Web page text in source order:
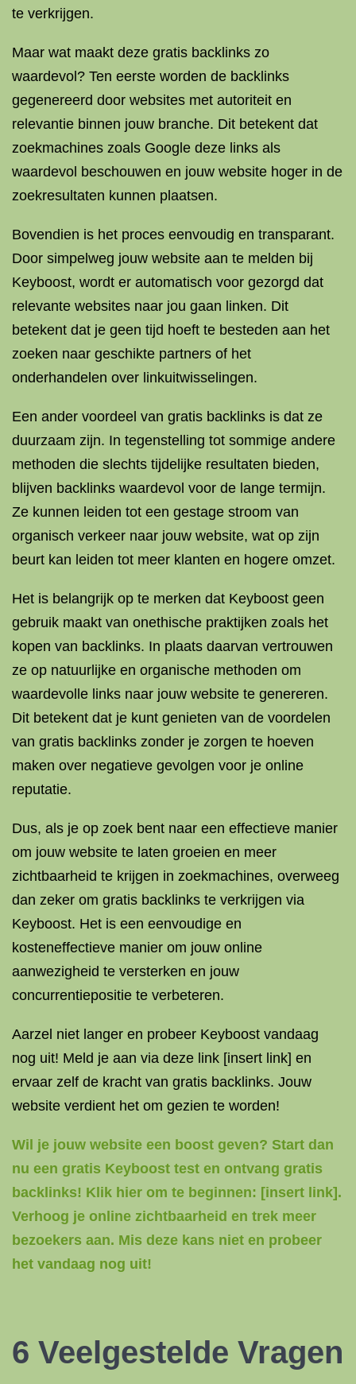
te verkrijgen.
Maar wat maakt deze gratis backlinks zo
waardevol? Ten eerste worden de backlinks
gegenereerd door websites met autoriteit en
relevantie binnen jouw branche. Dit betekent dat
zoekmachines zoals Google deze links als
waardevol beschouwen en jouw website hoger in de
zoekresultaten kunnen plaatsen.
Bovendien is het proces eenvoudig en transparant.
Door simpelweg jouw website aan te melden bij
Keyboost, wordt er automatisch voor gezorgd dat
relevante websites naar jou gaan linken. Dit
betekent dat je geen tijd hoeft te besteden aan het
zoeken naar geschikte partners of het
onderhandelen over linkuitwisselingen.
Een ander voordeel van gratis backlinks is dat ze
duurzaam zijn. In tegenstelling tot sommige andere
methoden die slechts tijdelijke resultaten bieden,
blijven backlinks waardevol voor de lange termijn.
Ze kunnen leiden tot een gestage stroom van
organisch verkeer naar jouw website, wat op zijn
beurt kan leiden tot meer klanten en hogere omzet.
Het is belangrijk op te merken dat Keyboost geen
gebruik maakt van onethische praktijken zoals het
kopen van backlinks. In plaats daarvan vertrouwen
ze op natuurlijke en organische methoden om
waardevolle links naar jouw website te genereren.
Dit betekent dat je kunt genieten van de voordelen
van gratis backlinks zonder je zorgen te hoeven
maken over negatieve gevolgen voor je online
reputatie.
Dus, als je op zoek bent naar een effectieve manier
om jouw website te laten groeien en meer
zichtbaarheid te krijgen in zoekmachines, overweeg
dan zeker om gratis backlinks te verkrijgen via
Keyboost. Het is een eenvoudige en
kosteneffectieve manier om jouw online
aanwezigheid te versterken en jouw
concurrentiepositie te verbeteren.
Aarzel niet langer en probeer Keyboost vandaag
nog uit! Meld je aan via deze link [insert link] en
ervaar zelf de kracht van gratis backlinks. Jouw
website verdient het om gezien te worden!
Wil je jouw website een boost geven? Start dan
nu een gratis Keyboost test en ontvang gratis
backlinks! Klik hier om te beginnen: [insert link].
Verhoog je online zichtbaarheid en trek meer
bezoekers aan. Mis deze kans niet en probeer
het vandaag nog uit!
6 Veelgestelde Vragen